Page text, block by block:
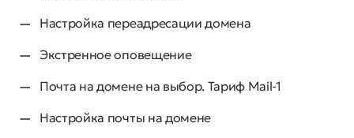
Настройка переадресации домена
Экстренное оповещение
Почта на домене на выбор. Тариф Mail-1
Настройка почты на домене